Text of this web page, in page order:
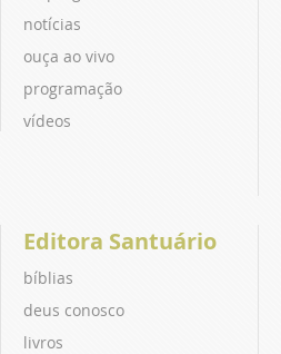
notícias
ouça ao vivo
programação
vídeos
Editora Santuário
bíblias
deus conosco
livros